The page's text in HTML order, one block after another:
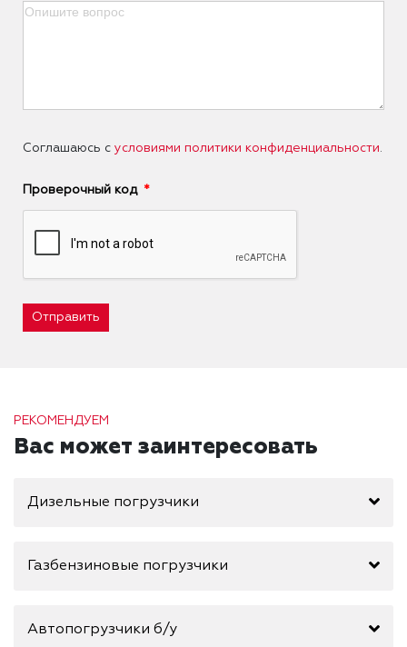
Соглашаюсь с условиями политики конфиденциальности.
Проверочный код
Отправить
РЕКОМЕНДУЕМ
Вас может заинтересовать
Дизельные погрузчики
Газбензиновые погрузчики
Автопогрузчики б/у